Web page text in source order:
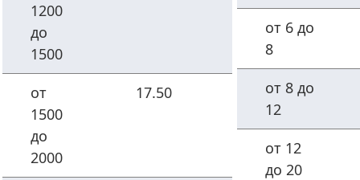
1200
до
1500
от
1500
до
2000
17.50
от 6 до
8
от 8 до
12
от 12
до 20